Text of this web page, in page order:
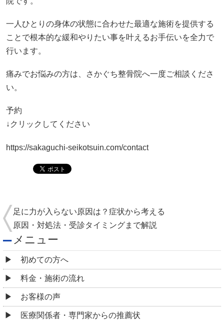
一人ひとりの身体の状態に合わせた最適な施術を提供する
ことで根本的な緩和やりたい事を叶えるお手伝いを全力で
行います。
痛みでお悩みの方は、さかぐち整骨院へ一度ご相談くださ
い。
予約
↓クリックしてください
https://sakaguchi-seikotsuin.com/contact
足に力が入らない原因は？症状から考える
原因・対処法・受診タイミングまで解説
メニュー
初めての方へ
料金・施術の流れ
お客様の声
医療関係者・専門家からの推薦状